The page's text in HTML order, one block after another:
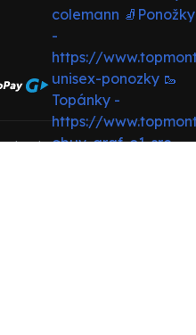
pre BRS COMPANY s.r.o